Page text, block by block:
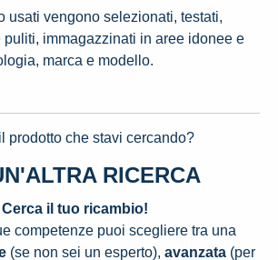
usati vengono selezionati, testati,
immagazzinati in aree idonee e
marca e modello.
prodotto che stavi cercando?
RICERCA
Cerca il tuo ricambio!
competenze puoi scegliere tra una
(se non sei un esperto), avanzata (per